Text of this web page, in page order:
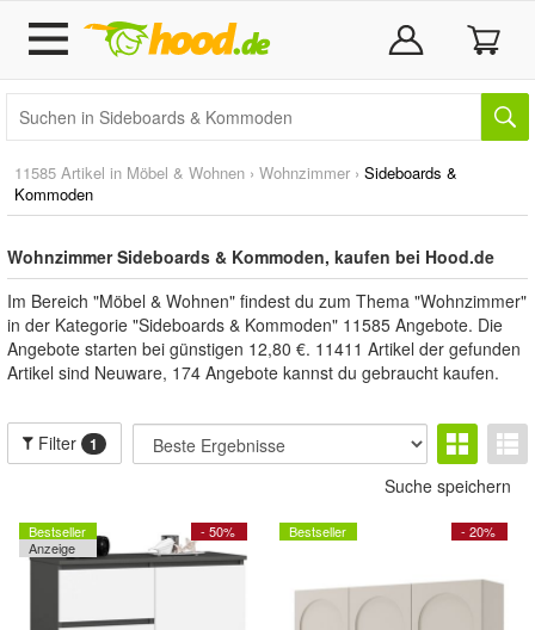
11585 Artikel in Möbel & Wohnen › Wohnzimmer › Sideboards &
Kommoden
Wohnzimmer Sideboards & Kommoden, kaufen bei Hood.de
Im Bereich "Möbel & Wohnen" findest du zum Thema "Wohnzimmer"
in der Kategorie "Sideboards & Kommoden" 11585 Angebote. Die
Angebote starten bei günstigen 12,80 €. 11411 Artikel der gefunden
Artikel sind Neuware, 174 Angebote kannst du gebraucht kaufen.
Filter 1
Suche speichern
- 50%
Bestseller
Anzeige
- 20%
Bestseller